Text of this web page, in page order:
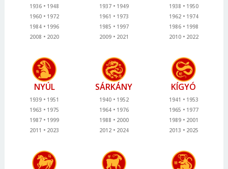
1936
1948
1960
1972
1984
1996
2008
2020
1937
1949
1961
1973
1985
1997
2009
2021
1938
1950
1962
1974
1986
1998
2010
2022
NYÚL
1939
1951
1963
1975
1987
1999
2011
2023
SÁRKÁNY
1940
1952
1964
1976
1988
2000
2012
2024
KÍGYÓ
1941
1953
1965
1977
1989
2001
2013
2025